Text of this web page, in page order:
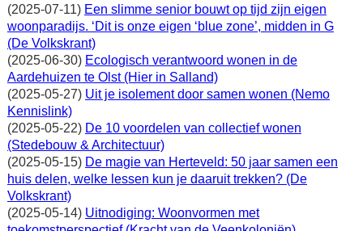
(2025-07-11) Een slimme senior bouwt op tijd zijn eigen
woonparadijs. ‘Dit is onze eigen ‘blue zone’, midden in G
(De Volkskrant)
(2025-06-30) Ecologisch verantwoord wonen in de
Aardehuizen te Olst (Hier in Salland)
(2025-05-27) Uit je isolement door samen wonen (Nemo
Kennislink)
(2025-05-22) De 10 voordelen van collectief wonen
(Stedebouw & Architectuur)
(2025-05-15) De magie van Herteveld: 50 jaar samen een
huis delen, welke lessen kun je daaruit trekken? (De
Volkskrant)
(2025-05-14) Uitnodiging: Woonvormen met